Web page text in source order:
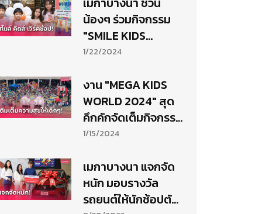
น้องๆ ร่วมกิจกรรม
"SMILE KIDS
WORKSHOP"
1/22/2024
งาน "MEGA KIDS
WORLD 2024" สุด
คึกคักจัดเต็มกิจกรรม
วันเด็กยิ่งใหญ่
1/15/2024
เมกาบางนา แจกจัด
หนัก มอบรางวัล
รถยนต์ให้นักช้อปตัว